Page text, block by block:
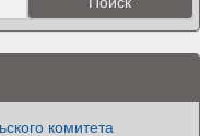
комитета